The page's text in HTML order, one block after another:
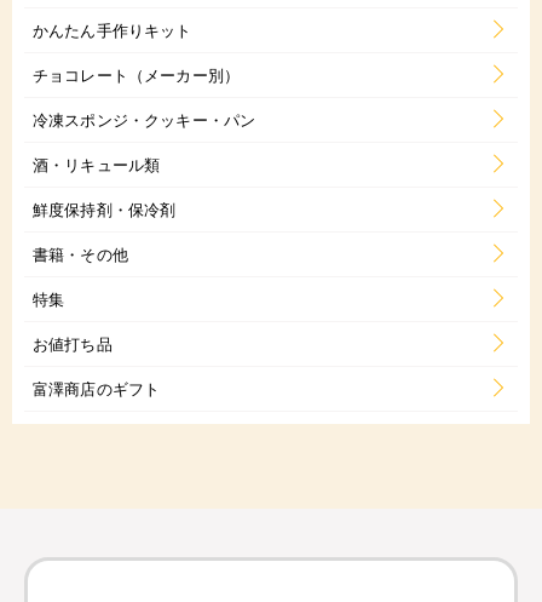
かんたん手作りキット
チョコレート（メーカー別）
冷凍スポンジ・クッキー・パン
酒・リキュール類
鮮度保持剤・保冷剤
書籍・その他
特集
お値打ち品
富澤商店のギフト